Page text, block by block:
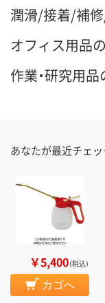
潤滑/接着/補
オフィス用品
作業・研究用
あなたが最近チェ
￥5,400（税込）
カゴへ